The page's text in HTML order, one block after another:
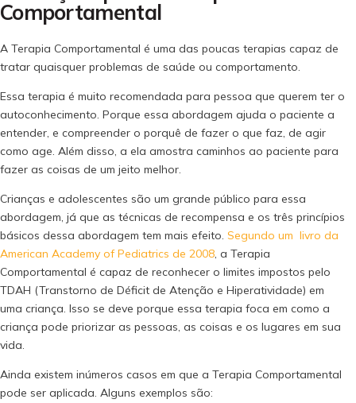
Comportamental
A Terapia Comportamental é uma das poucas terapias capaz de
tratar quaisquer problemas de saúde ou comportamento.
Essa terapia é muito recomendada para pessoa que querem ter o
autoconhecimento. Porque essa abordagem ajuda o paciente a
entender, e compreender o porquê de fazer o que faz, de agir
como age. Além disso, a ela amostra caminhos ao paciente para
fazer as coisas de um jeito melhor.
Crianças e adolescentes são um grande público para essa
abordagem, já que as técnicas de recompensa e os três princípios
básicos dessa abordagem tem mais efeito. Segundo um livro da
American Academy of Pediatrics de 2008, a Terapia
Comportamental é capaz de reconhecer o limites impostos pelo
TDAH (Transtorno de Déficit de Atenção e Hiperatividade) em
uma criança. Isso se deve porque essa terapia foca em como a
criança pode priorizar as pessoas, as coisas e os lugares em sua
vida.
Ainda existem inúmeros casos em que a Terapia Comportamental
pode ser aplicada. Alguns exemplos são: